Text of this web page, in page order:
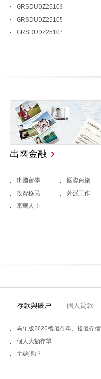
GRSDUDZ25103
GRSDUDZ25105
GRSDUDZ25107
出國金融
出國留學
國際商旅
投資移民
外派工作
來華人士
存款與賬戶 個人貸款
馬年版2026禮儀存單、禮儀存摺
個人大額存單
主辦賬戶